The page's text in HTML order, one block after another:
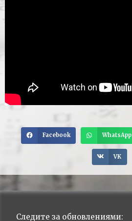
Facebook WhatsApp
VK
Следите за обновлениями: